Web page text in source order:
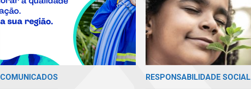
COMUNICADOS RESPONSABILIDADE SOCIAL